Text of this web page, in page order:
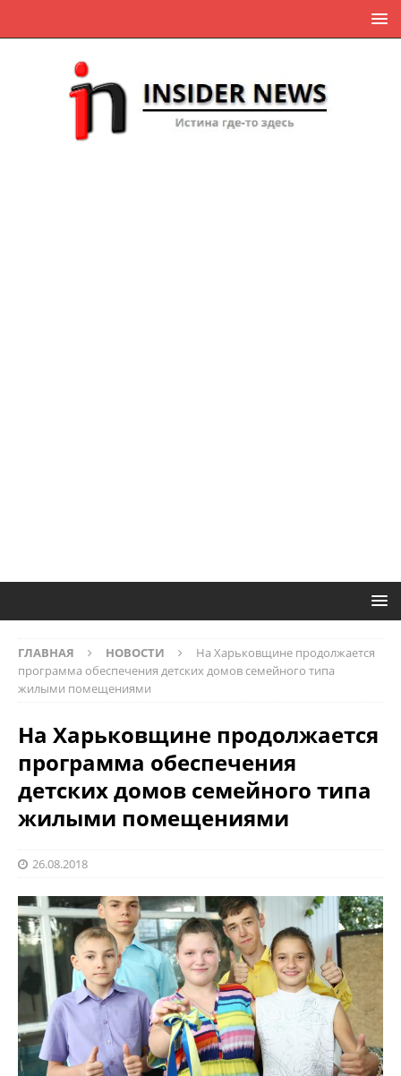
ГЛАВНАЯ НОВОСТИ
На Харьковщине продолжается
программа обеспечения детских домов семейного типа
жилыми помещениями
На Харьковщине продолжается
программа обеспечения
детских домов семейного типа
жилыми помещениями
26.08.2018